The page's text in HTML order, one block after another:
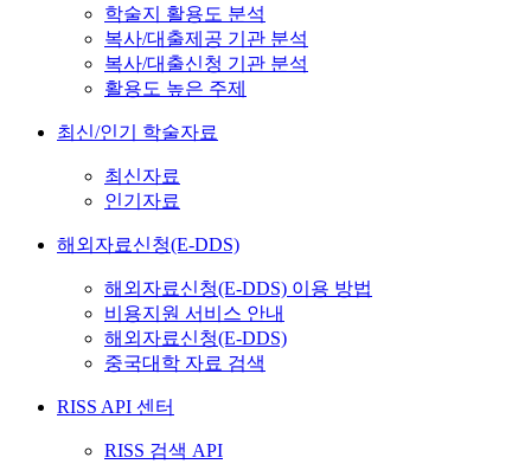
학술지 활용도 분석
복사/대출제공 기관 분석
복사/대출신청 기관 분석
활용도 높은 주제
최신/인기 학술자료
최신자료
인기자료
해외자료신청(E-DDS)
해외자료신청(E-DDS) 이용 방법
비용지원 서비스 안내
해외자료신청(E-DDS)
중국대학 자료 검색
RISS API 센터
RISS 검색 API